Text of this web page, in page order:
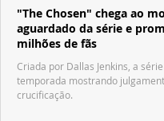
"The Chosen" chega ao
aguardado da série e
milhões de fãs
Criada por Dallas Jenkins, a
temporada mostrando
crucificação.